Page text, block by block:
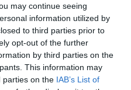
may continue seeing
information utilized by
to third parties prior to
opt-out of the further
by third parties on the
This information may
parties on the IAB’s List of